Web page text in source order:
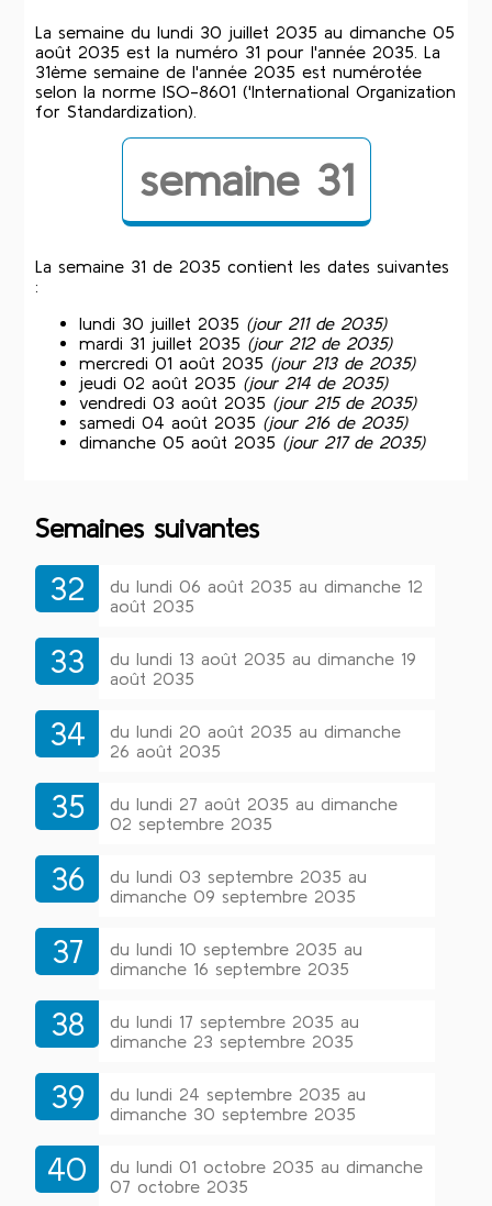
La semaine du lundi 30 juillet 2035 au dimanche 05
août 2035 est la numéro 31 pour l'année 2035. La
31ème semaine de l'année 2035 est numérotée
selon la norme ISO-8601 ('International Organization
for Standardization).
semaine 31
La semaine 31 de 2035 contient les dates suivantes
:
lundi 30 juillet 2035 (jour 211 de 2035)
mardi 31 juillet 2035 (jour 212 de 2035)
mercredi 01 août 2035 (jour 213 de 2035)
jeudi 02 août 2035 (jour 214 de 2035)
vendredi 03 août 2035 (jour 215 de 2035)
samedi 04 août 2035 (jour 216 de 2035)
dimanche 05 août 2035 (jour 217 de 2035)
Semaines suivantes
32
du lundi 06 août 2035 au dimanche 12
août 2035
33
du lundi 13 août 2035 au dimanche 19
août 2035
34
du lundi 20 août 2035 au dimanche
26 août 2035
35
du lundi 27 août 2035 au dimanche
02 septembre 2035
36
du lundi 03 septembre 2035 au
dimanche 09 septembre 2035
37
du lundi 10 septembre 2035 au
dimanche 16 septembre 2035
38
du lundi 17 septembre 2035 au
dimanche 23 septembre 2035
39
du lundi 24 septembre 2035 au
dimanche 30 septembre 2035
40
du lundi 01 octobre 2035 au dimanche
07 octobre 2035